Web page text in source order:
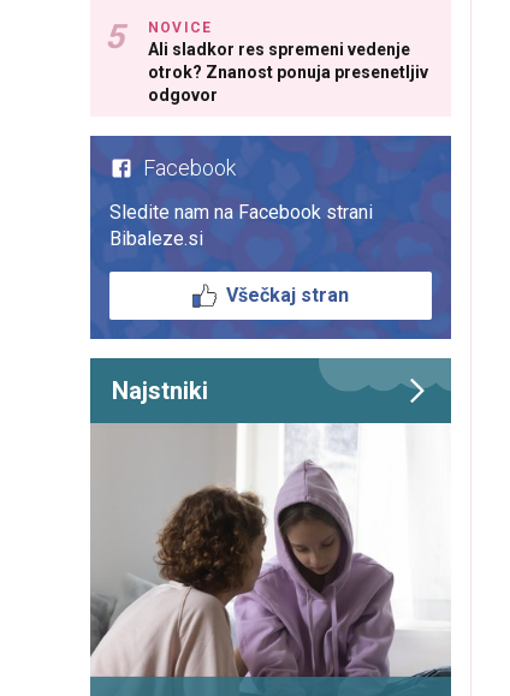
NOVICE
Ali sladkor res spremeni vedenje
otrok? Znanost ponuja presenetljiv
odgovor
Facebook
Sledite nam na Facebook strani
Bibaleze.si
Všečkaj stran
Najstniki